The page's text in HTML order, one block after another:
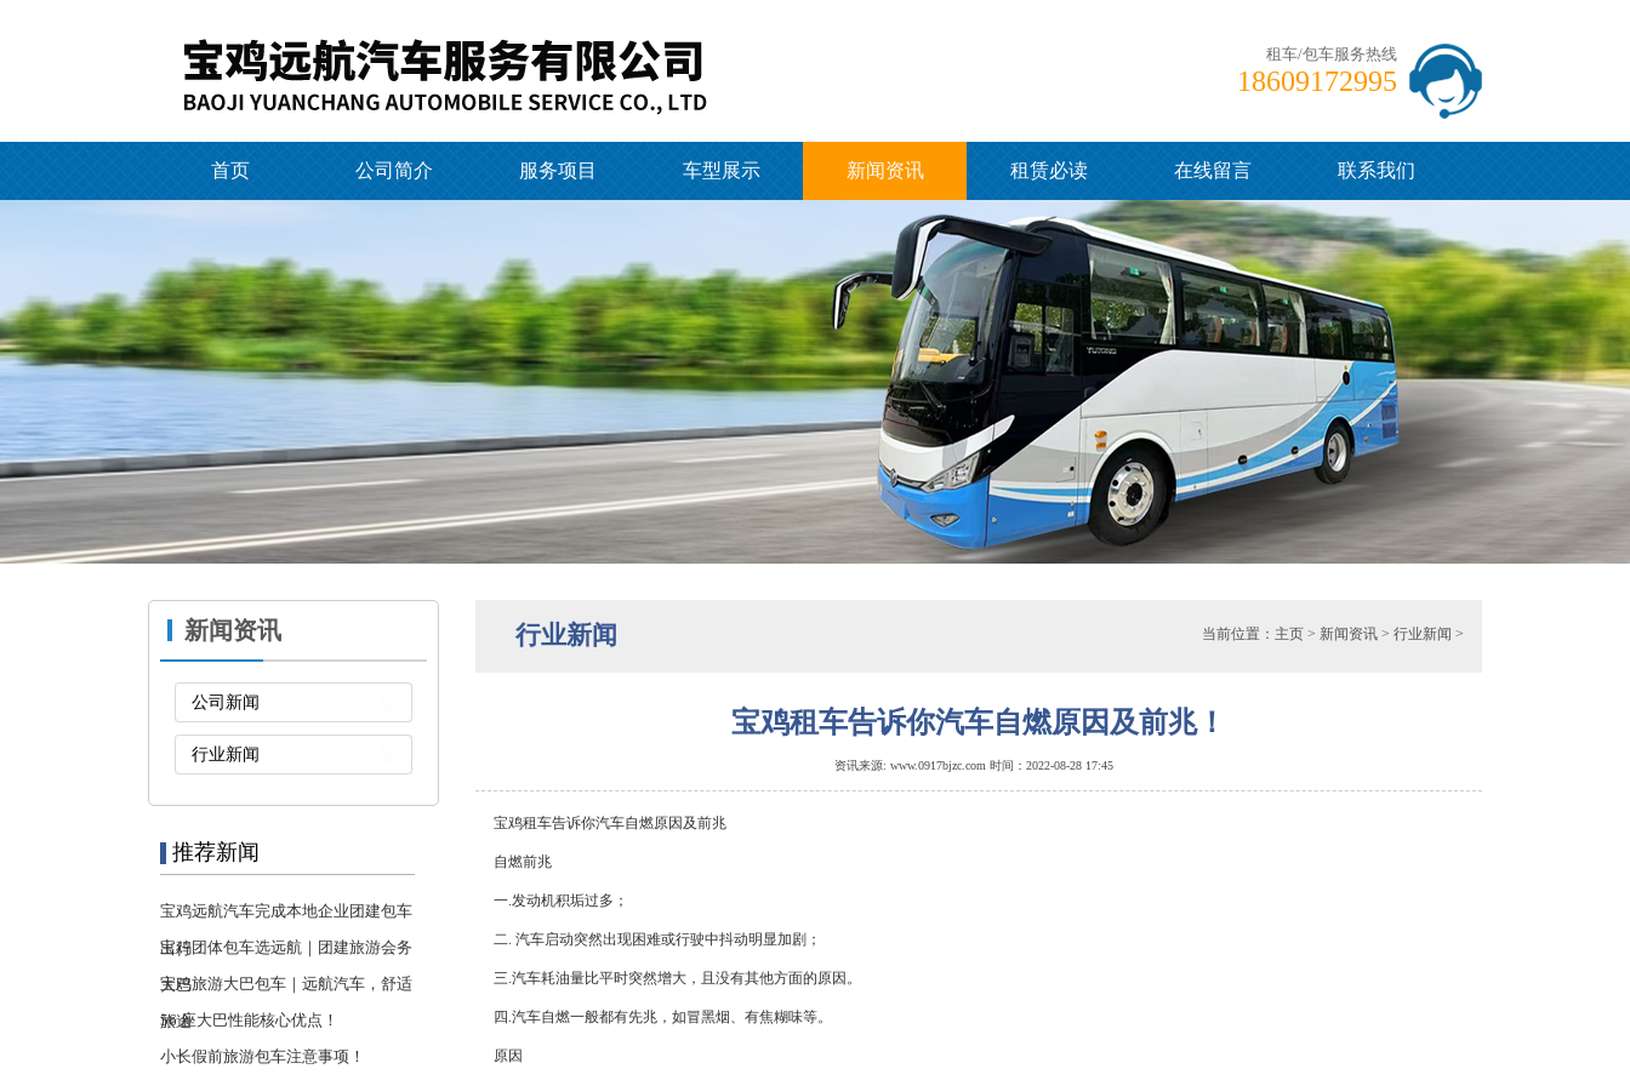
租车/包车服务热线
18609172995
首页 公司简介 服务项目 车型展示 新闻资讯 租赁必读 在线留言 联系我们
新闻资讯
公司新闻
行业新闻
推荐新闻
宝鸡远航汽车完成本地企业团建包车
出行
宝鸡团体包车选远航｜团建旅游会务
大巴
宝鸡旅游大巴包车｜远航汽车，舒适
旅途
56 座大巴性能核心优点！
小长假前旅游包车注意事项！
当前位置： 主页 > 新闻资讯 > 行业新闻 >
行业新闻
宝鸡租车告诉你汽车自燃原因及前兆！
资讯来源: www.0917bjzc.com 时间：2022-08-28 17:45
宝鸡租车告诉你汽车自燃原因及前兆
自燃前兆
一.发动机积垢过多；
二. 汽车启动突然出现困难或行驶中抖动明显加剧；
三.汽车耗油量比平时突然增大，且没有其他方面的原因。
四.汽车自燃一般都有先兆，如冒黑烟、有焦糊味等。
原因